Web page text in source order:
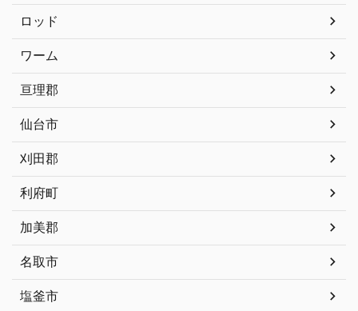
ロッド
ワーム
亘理郡
仙台市
刈田郡
利府町
加美郡
名取市
塩釜市